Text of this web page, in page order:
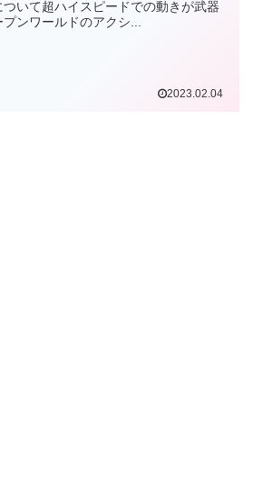
いて超ハイスピードでの動きが武器
ンワールドのアクシ...
2023.02.04